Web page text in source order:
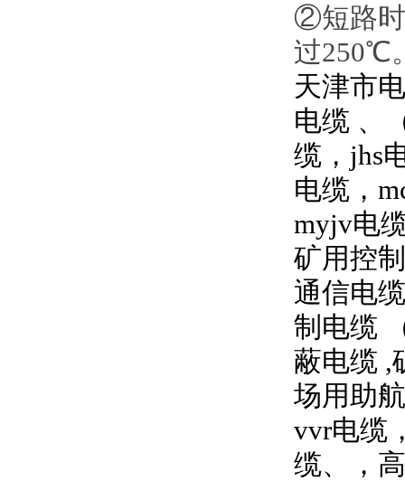
②短路时
过250℃
天津市
电缆 、
缆，jhs
电缆，
myjv电
矿用控
通信电
制电缆
蔽电缆 ,
场用助
vvr电缆
缆、，